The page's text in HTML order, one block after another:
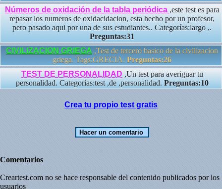
Números de oxidación de la tabla periódica ,este test es para
repasar los numeros de oxidacidacion, esta hecho por un profesor,
pero pasado aqui por una de sus estudiantes.. Categorías:largo ,.
Preguntas:31
CIVILIZACION GRIEGA ,Test de tercero basico de la civilizacion
griega. Tags:GRECIA. Preguntas:26
TEST DE PERSONALIDAD ,Un test para averiguar tu
personalidad. Categorías:test ,de ,personalidad.Preguntas:10
Crea tu propio test gratis
Comentarios
Creartest.com no se hace responsable del contenido publicados por los
usuarios